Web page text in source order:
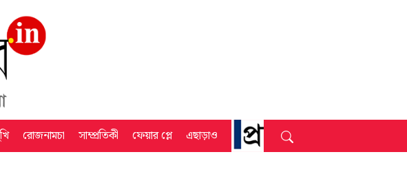
রোজনামচা সাম্প্রতিকী ফেয়ার প্লে এছাড়াও